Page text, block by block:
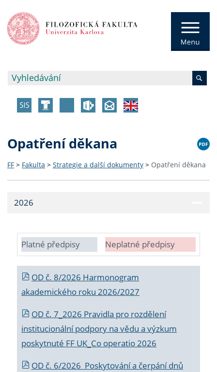
Opatření děkana
FF > Fakulta > Strategie a další dokumenty > Opatření děkana
2026
Platné předpisy Neplatné předpisy
OD č. 8/2026 Harmonogram
akademického roku 2026/2027
OD č. 7_2026 Pravidla pro rozdělení
institucionální podpory na vědu a výzkum
poskytnuté FF UK_Co operatio 2026
OD č. 6/2026 Poskytování a čerpání dnů